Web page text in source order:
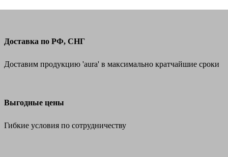
Доставка по РФ, СНГ
Доставим продукцию 'aura' в максимально кратчайшие сроки
Выгодные цены
Гибкие условия по сотрудничеству